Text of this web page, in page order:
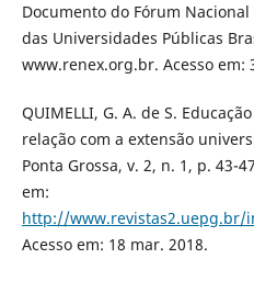
Documento do Fórum
das Universidades Públicas
www.renex.org.br. Acesso em:
QUIMELLI, G. A. de S.
relação com a extensão
Ponta Grossa, v. 2, n. 1, p. 43-
em:
http://www.revistas2.uepg.br/
Acesso em: 18 mar. 2018.